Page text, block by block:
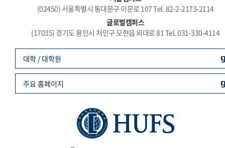
(02450) 서울특별시 동대문구 이문로 107 Tel. 82-2-2173-2114
글로벌캠퍼스
(17035) 경기도 용인시 처인구 모현읍 외대로 81 Tel. 031-330-4114
대학 / 대학원
주요 홈페이지